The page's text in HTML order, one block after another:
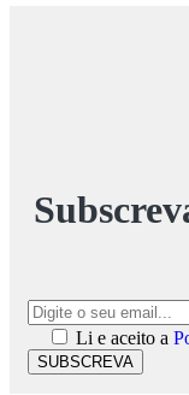
Li e aceito a
SUBSCREVA